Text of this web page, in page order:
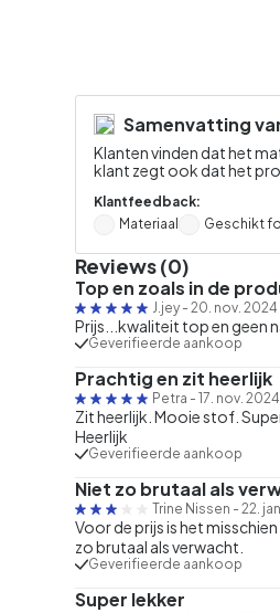
Samenvatting
Klanten vinden dat het
klant zegt ook dat het
Klantfeedback:
Materiaal
Geschikt
Reviews (0)
Top en zoals in de
J.jey - 20. nov. 2024
Prijs...kwaliteit top en geen
Geverifieerde aankoop
Prachtig en zit heerlijk
Petra - 17. nov. 2024
Zit heerlijk. Mooie stof.
Heerlijk
Geverifieerde aankoop
Niet zo brutaal als
Trine Nissen - 22.
Voor de prijs is het
zo brutaal als verwacht.
Geverifieerde aankoop
Super lekker